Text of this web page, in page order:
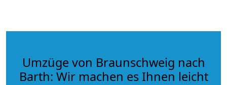
Umzüge von Braunschweig nach
Barth: Wir machen es Ihnen leicht